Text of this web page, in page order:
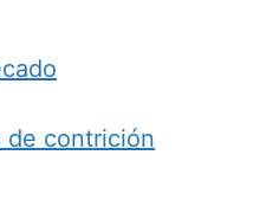
de contrición